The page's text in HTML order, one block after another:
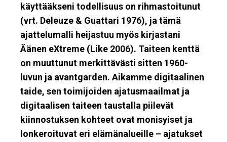
käyttääkseni todellisuus on rihmastoitunut
(vrt. Deleuze & Guattari 1976), ja tämä
ajattelumalli heijastuu myös kirjastani
Äänen eXtreme (Like 2006). Taiteen kenttä
on muuttunut merkittävästi sitten 1960-
luvun ja avantgarden. Aikamme digitaalinen
taide, sen toimijoiden ajatusmaailmat ja
digitaalisen taiteen taustalla piilevät
kiinnostuksen kohteet ovat monisyiset ja
lonkeroituvat eri elämänalueille – ajatukset